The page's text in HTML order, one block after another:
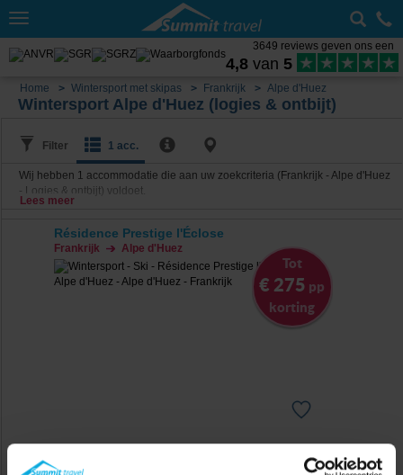
Toggle
3649 reviews geven ons een
4,8 van 5
Home Wintersport met skipas Frankrijk Alpe d'Huez
Wintersport Alpe d'Huez (logies & ontbijt)
Filter 1 acc.
Wij hebben 1 accommodatie die aan uw zoekcriteria (Frankrijk - Alpe d'Huez
- Logies & ontbijt) voldoet.
Lees meer
Résidence Prestige l'Éclose
Frankrijk Alpe d'Huez
Tot
€ 275 pp
korting
Eclose skilift in Alpe d'Huez!